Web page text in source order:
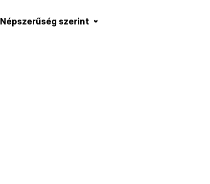
Népszerűség szerint